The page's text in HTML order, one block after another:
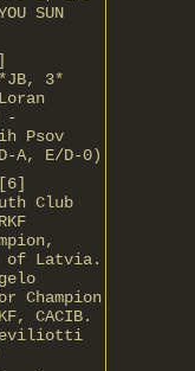
SUN
3*
-
Psov
A, E/D-0)
[6]
Club
of Latvia.
Champion
CACIB.